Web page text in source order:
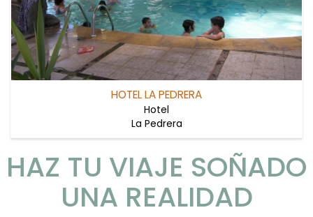
HOTEL LA PEDRERA
Hotel
La Pedrera
HAZ TU VIAJE SOÑADO
UNA REALIDAD